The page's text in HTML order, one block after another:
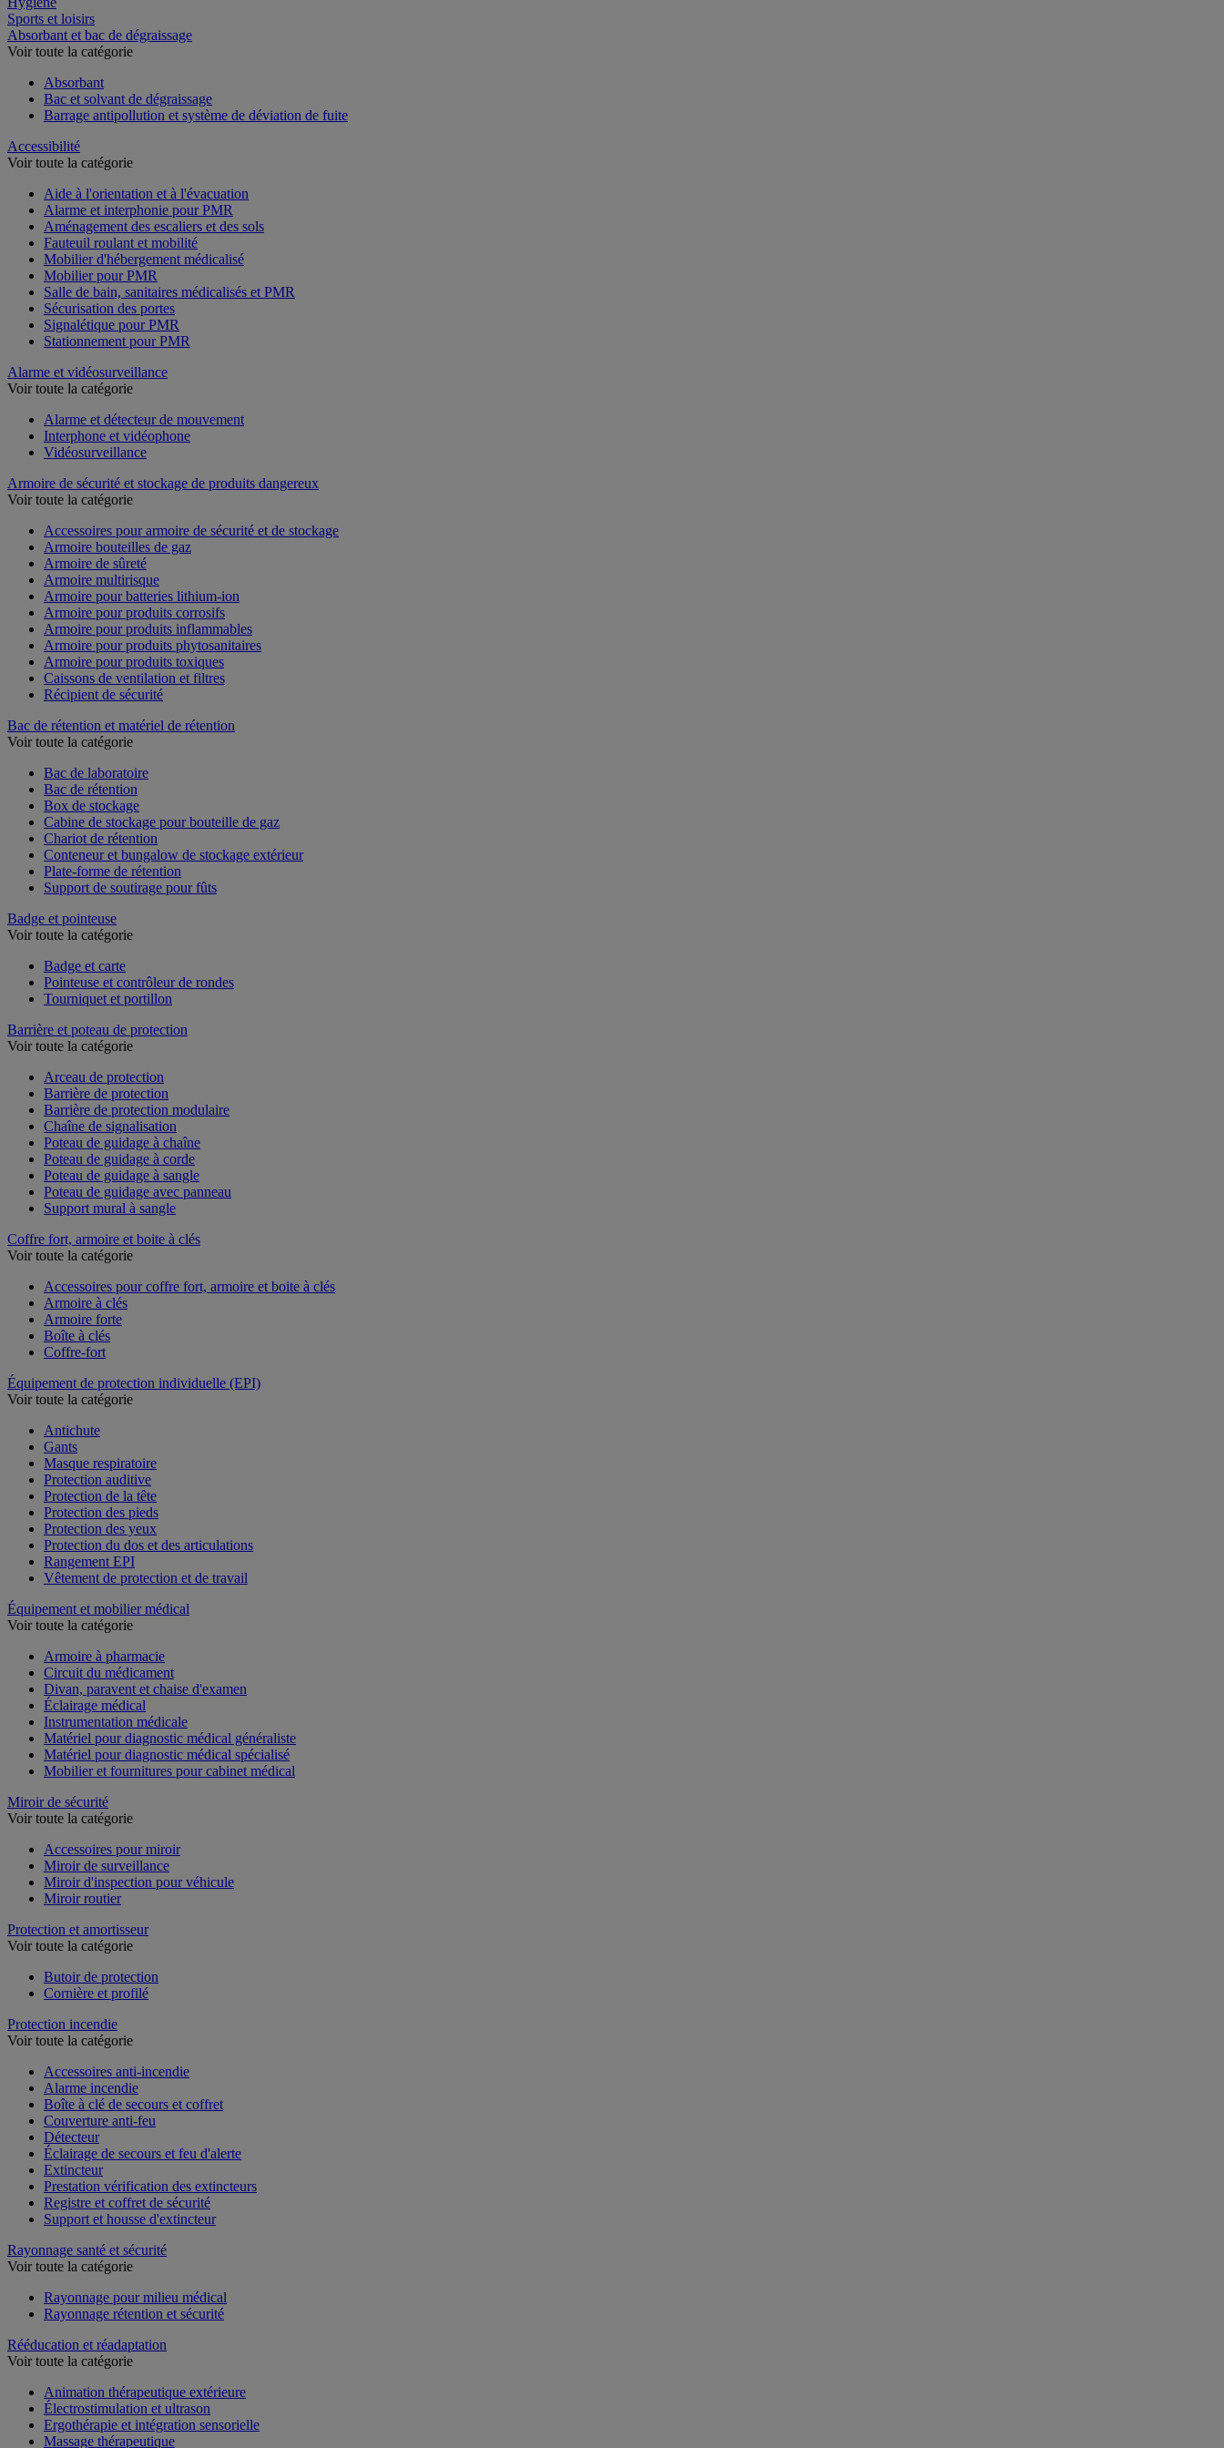
Sports et loisirs
Absorbant et bac de dégraissage
Voir toute la catégorie
Absorbant
Bac et solvant de dégraissage
Barrage antipollution et système de déviation de fuite
Accessibilité
Voir toute la catégorie
Aide à l'orientation et à l'évacuation
Alarme et interphonie pour PMR
Aménagement des escaliers et des sols
Fauteuil roulant et mobilité
Mobilier d'hébergement médicalisé
Mobilier pour PMR
Salle de bain, sanitaires médicalisés et PMR
Sécurisation des portes
Signalétique pour PMR
Stationnement pour PMR
Alarme et vidéosurveillance
Voir toute la catégorie
Alarme et détecteur de mouvement
Interphone et vidéophone
Vidéosurveillance
Armoire de sécurité et stockage de produits dangereux
Voir toute la catégorie
Accessoires pour armoire de sécurité et de stockage
Armoire bouteilles de gaz
Armoire de sûreté
Armoire multirisque
Armoire pour batteries lithium-ion
Armoire pour produits corrosifs
Armoire pour produits inflammables
Armoire pour produits phytosanitaires
Armoire pour produits toxiques
Caissons de ventilation et filtres
Récipient de sécurité
Bac de rétention et matériel de rétention
Voir toute la catégorie
Bac de laboratoire
Bac de rétention
Box de stockage
Cabine de stockage pour bouteille de gaz
Chariot de rétention
Conteneur et bungalow de stockage extérieur
Plate-forme de rétention
Support de soutirage pour fûts
Badge et pointeuse
Voir toute la catégorie
Badge et carte
Pointeuse et contrôleur de rondes
Tourniquet et portillon
Barrière et poteau de protection
Voir toute la catégorie
Arceau de protection
Barrière de protection
Barrière de protection modulaire
Chaîne de signalisation
Poteau de guidage à chaîne
Poteau de guidage à corde
Poteau de guidage à sangle
Poteau de guidage avec panneau
Support mural à sangle
Coffre fort, armoire et boite à clés
Voir toute la catégorie
Accessoires pour coffre fort, armoire et boite à clés
Armoire à clés
Armoire forte
Boîte à clés
Coffre-fort
Équipement de protection individuelle (EPI)
Voir toute la catégorie
Antichute
Gants
Masque respiratoire
Protection auditive
Protection de la tête
Protection des pieds
Protection des yeux
Protection du dos et des articulations
Rangement EPI
Vêtement de protection et de travail
Équipement et mobilier médical
Voir toute la catégorie
Armoire à pharmacie
Circuit du médicament
Divan, paravent et chaise d'examen
Éclairage médical
Instrumentation médicale
Matériel pour diagnostic médical généraliste
Matériel pour diagnostic médical spécialisé
Mobilier et fournitures pour cabinet médical
Miroir de sécurité
Voir toute la catégorie
Accessoires pour miroir
Miroir de surveillance
Miroir d'inspection pour véhicule
Miroir routier
Protection et amortisseur
Voir toute la catégorie
Butoir de protection
Cornière et profilé
Protection incendie
Voir toute la catégorie
Accessoires anti-incendie
Alarme incendie
Boîte à clé de secours et coffret
Couverture anti-feu
Détecteur
Éclairage de secours et feu d'alerte
Extincteur
Prestation vérification des extincteurs
Registre et coffret de sécurité
Support et housse d'extincteur
Rayonnage santé et sécurité
Voir toute la catégorie
Rayonnage pour milieu médical
Rayonnage rétention et sécurité
Rééducation et réadaptation
Voir toute la catégorie
Animation thérapeutique extérieure
Électrostimulation et ultrason
Ergothérapie et intégration sensorielle
Massage thérapeutique